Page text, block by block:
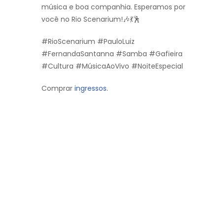
música e boa companhia. Esperamos por
você no Rio Scenarium!🎶💃🕺
#RioScenarium #PauloLuiz
#FernandaSantanna #Samba #Gafieira
#Cultura #MúsicaAoVivo #NoiteEspecial
Comprar ingressos.